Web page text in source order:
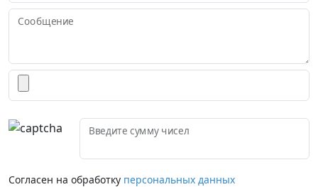
Сообщение
Введите сумму чисел
Согласен на обработку персональных данных